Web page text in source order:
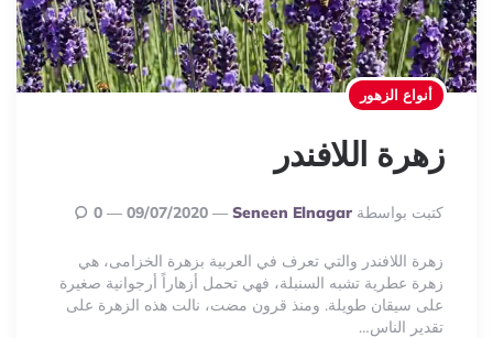
أنواع الزهور
زهرة اللافندر
Posted
By
كتبت بواسطة Seneen Elnagar
09/07/2020
0
زهرة اللافندر والتي تعرف في العربية بزهرة الخزامى، هي
زهرة عطرية تشبه السنبلة، فهي تحمل أزهاراً أرجوانية صغيرة
على سيقان طويلة. ومنذ قرون مضت، نالت هذه الزهرة على
تقدير الناس…